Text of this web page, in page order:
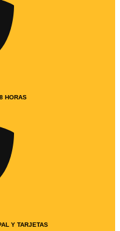
HORAS
Y TARJETAS